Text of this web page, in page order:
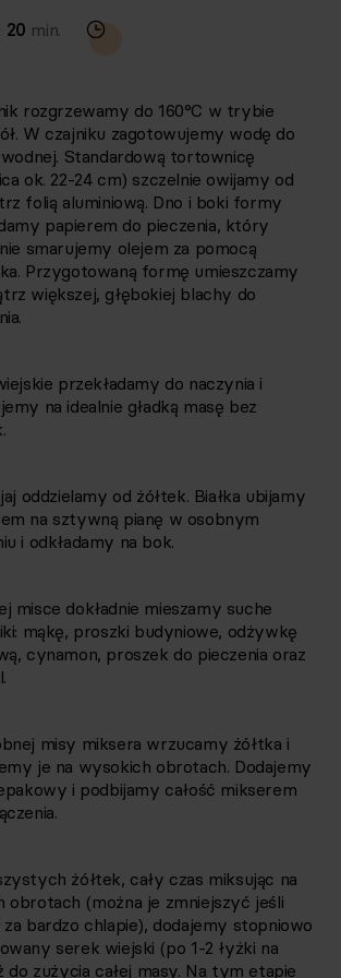
20 min.
rozgrzewamy do 160°C w trybie
W czajniku zagotowujemy wodę do
wodnej. Standardową tortownicę
ok. 22-24 cm) szczelnie owijamy od
folią aluminiową. Dno i boki formy
papierem do pieczenia, który
smarujemy olejem za pomocą
Przygotowaną formę umieszczamy
większej, głębokiej blachy do
przekładamy do naczynia i
na idealnie gładką masę bez
jaj oddzielamy od żółtek. Białka ubijamy
na sztywną pianę w osobnym
i odkładamy na bok.
misce dokładnie mieszamy suche
mąkę, proszki budyniowe, odżywkę
cynamon, proszek do pieczenia oraz
misy miksera wrzucamy żółtka i
je na wysokich obrotach. Dodajemy
i podbijamy całość mikserem
żółtek, cały czas miksując na
obrotach (można je zmniejszyć jeśli
za bardzo chlapie), dodajemy stopniowo
serek wiejski (po 1-2 łyżki na
do zużycia całej masy. Na tym etapie